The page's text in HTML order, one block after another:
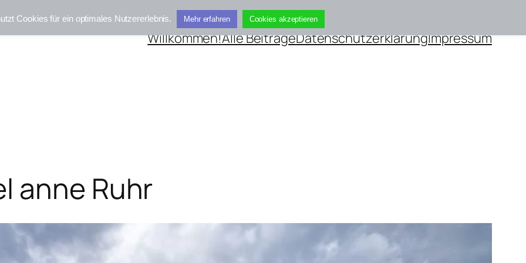
Willkommen!Alle BeiträgeDatenschutzerklärungImpressum
anne Ruhr
Cookies für ein optimales Nutzererlebnis. Mehr erfahren Cookies akzeptieren